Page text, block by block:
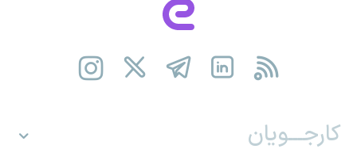
کارجـــویان